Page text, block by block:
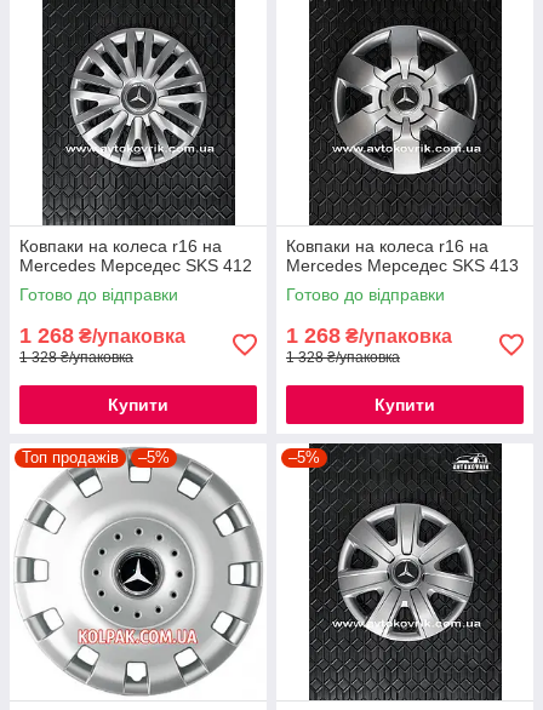
Ковпаки на колеса r16 на
Mercedes Мерседес SKS 412
Готово до відправки
1 268 ₴/упаковка
1 328 ₴/упаковка
Купити
Ковпаки на колеса r16 на
Mercedes Мерседес SKS 413
Готово до відправки
1 268 ₴/упаковка
1 328 ₴/упаковка
Купити
Топ продажів –5% –5%